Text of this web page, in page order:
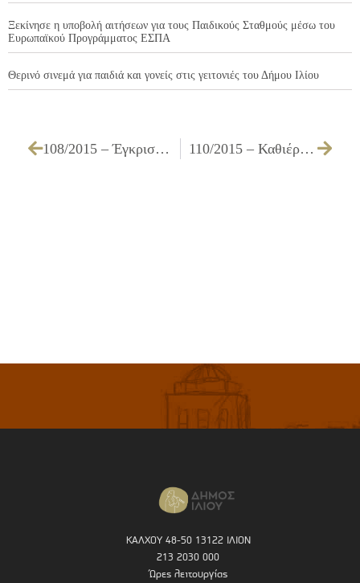
Ξεκίνησε η υποβολή αιτήσεων για τους Παιδικούς Σταθμούς μέσω του
Ευρωπαϊκού Προγράμματος ΕΣΠΑ
Θερινό σινεμά για παιδιά και γονείς στις γειτονιές του Δήμου Ιλίου
108/2015 – Έγκριση γνωμοδότησης της επιτροπής για ακαταλληλότητα εξοπλισμού πληροφορικής 110/2015 – Καθιέρωση διαφορετικού ωραρίου λειτουργίας ορισμένων υπηρεσιών του Δήμου μας
ΚΑΛΧΟΥ 48-50 13122 ΙΛΙΟΝ
213 2030 000
Ώρες λειτουργίας